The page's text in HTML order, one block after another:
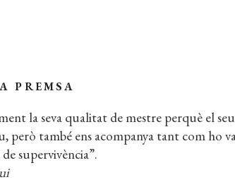
PREMSA
la seva qualitat de mestre perquè el
però també ens acompanya tant com ho
supervivència”.